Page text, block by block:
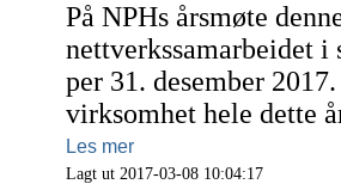
På NPHs årsmøte
nettverkssamarbeidet
per 31. desember
virksomhet hele dette
Les mer
Lagt ut 2017-03-08 10:04:17